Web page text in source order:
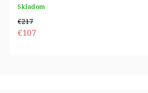
Skladom
€217
€107